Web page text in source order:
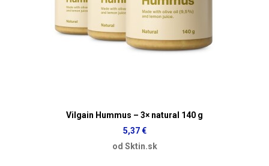
Vilgain Hummus – 3× natural 140 g
5,37 €
od Sktin.sk